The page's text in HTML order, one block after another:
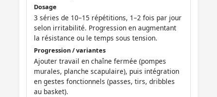
Dosage
3 séries de 10–15 répétitions, 1–2 fois par jour
selon irritabilité. Progression en augmentant
la résistance ou le temps sous tension.
Progression / variantes
Ajouter travail en chaîne fermée (pompes
murales, planche scapulaire), puis intégration
en gestes fonctionnels (passes, tirs, dribbles
au basket).